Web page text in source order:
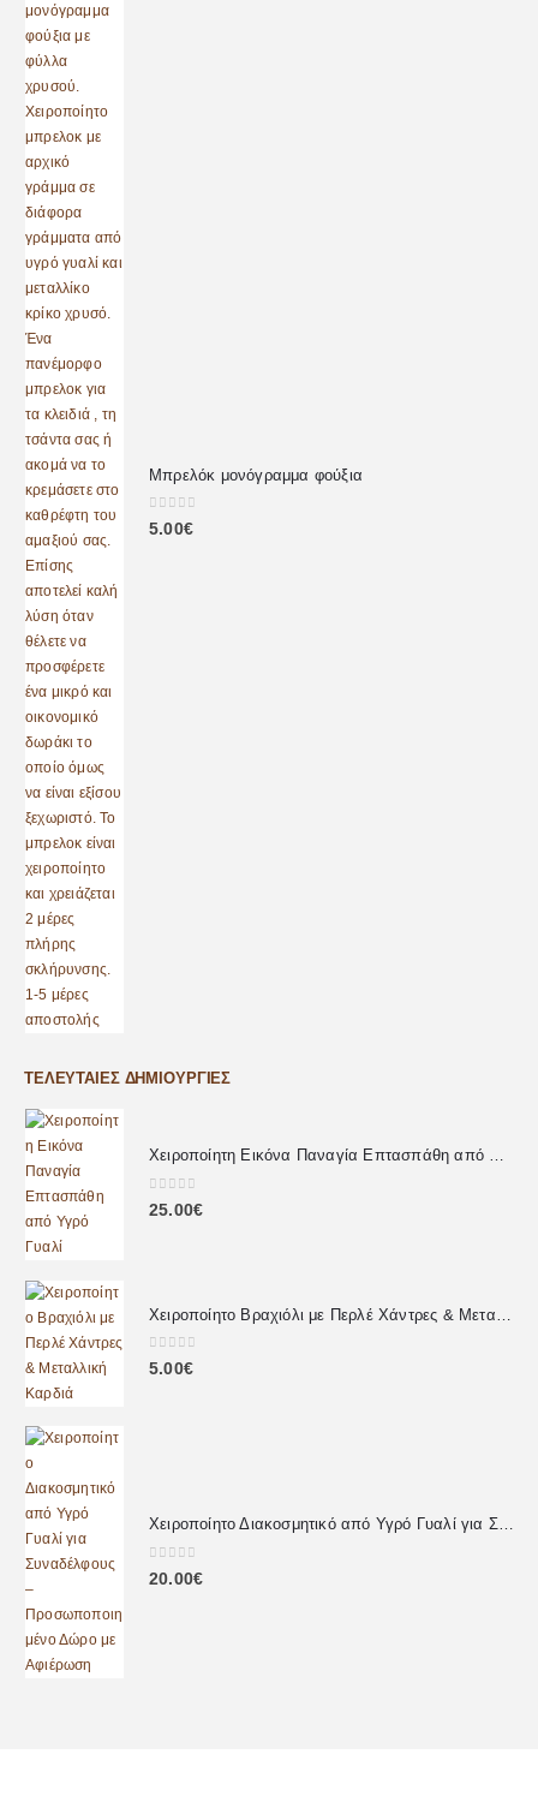
Μπρελόκ μονόγραμμα φούξια
0 out of 5
5.00€
ΤΕΛΕΥΤΑΊΕΣ ΔΗΜΙΟΥΡΓΊΕΣ
Χειροποίητη Εικόνα Παναγία Επτασπάθη από Υγρό Γυαλί
0out of 5
25.00€
0 out of 5
5.00€
Χειροποίητο Διακοσμητικό από Υγρό Γυαλί για Συναδέλφους – Προσωποποιημένο Δώρο με Αφιέρωση
0out of 5
20.00€